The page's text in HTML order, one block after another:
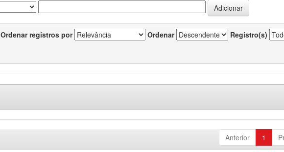
Ordenar registros por Ordenar Registro(s)
Anterior 1